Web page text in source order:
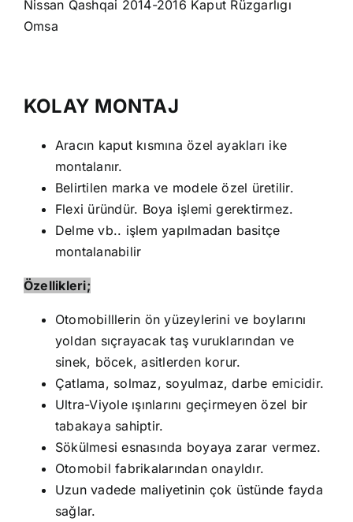
Nissan Qashqai 2014-2016 Kaput Rüzgarlıgı
Omsa
KOLAY MONTAJ
Aracın kaput kısmına özel ayakları ike
montalanır.
Belirtilen marka ve modele özel üretilir.
Flexi üründür. Boya işlemi gerektirmez.
Delme vb.. işlem yapılmadan basitçe
montalanabilir
Özellikleri;
Otomobilllerin ön yüzeylerini ve boylarını
yoldan sıçrayacak taş vuruklarından ve
sinek, böcek, asitlerden korur.
Çatlama, solmaz, soyulmaz, darbe emicidir.
Ultra-Viyole ışınlarını geçirmeyen özel bir
tabakaya sahiptir.
Sökülmesi esnasında boyaya zarar vermez.
Otomobil fabrikalarından onayldır.
Uzun vadede maliyetinin çok üstünde fayda
sağlar.